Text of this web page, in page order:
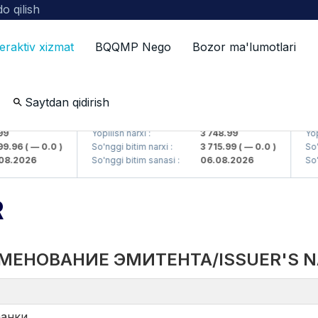
qilish
xizmat BQQMP Nego Bozor ma'lumotlari
Saytdan qidirish
( — 0.0 )
Yopilish narxi :
3 748.99
So'nggi bitim narxi :
3 715.99( — 0.0 )
So'nggi bitim sanasi :
06.08.2026
ЭМИТЕНТА/ISSUER'S